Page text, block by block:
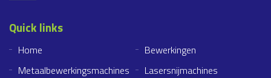
Quick links
Home
Bewerkingen
Metaalbewerkingsmachines
Lasersnijmachines